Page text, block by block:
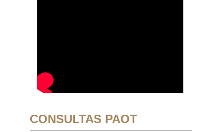
CONSULTAS PAOT